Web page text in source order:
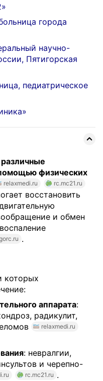
города
научно-
Пятигорская
педиатрическое
физических
relaxmedi.ru
rc.mc21.ru
восстановить
и обмен
.
которых
аппарата:
радикулит,
relaxmedi.ru
: невралгии,
и черепно-
rc.mc21.ru .